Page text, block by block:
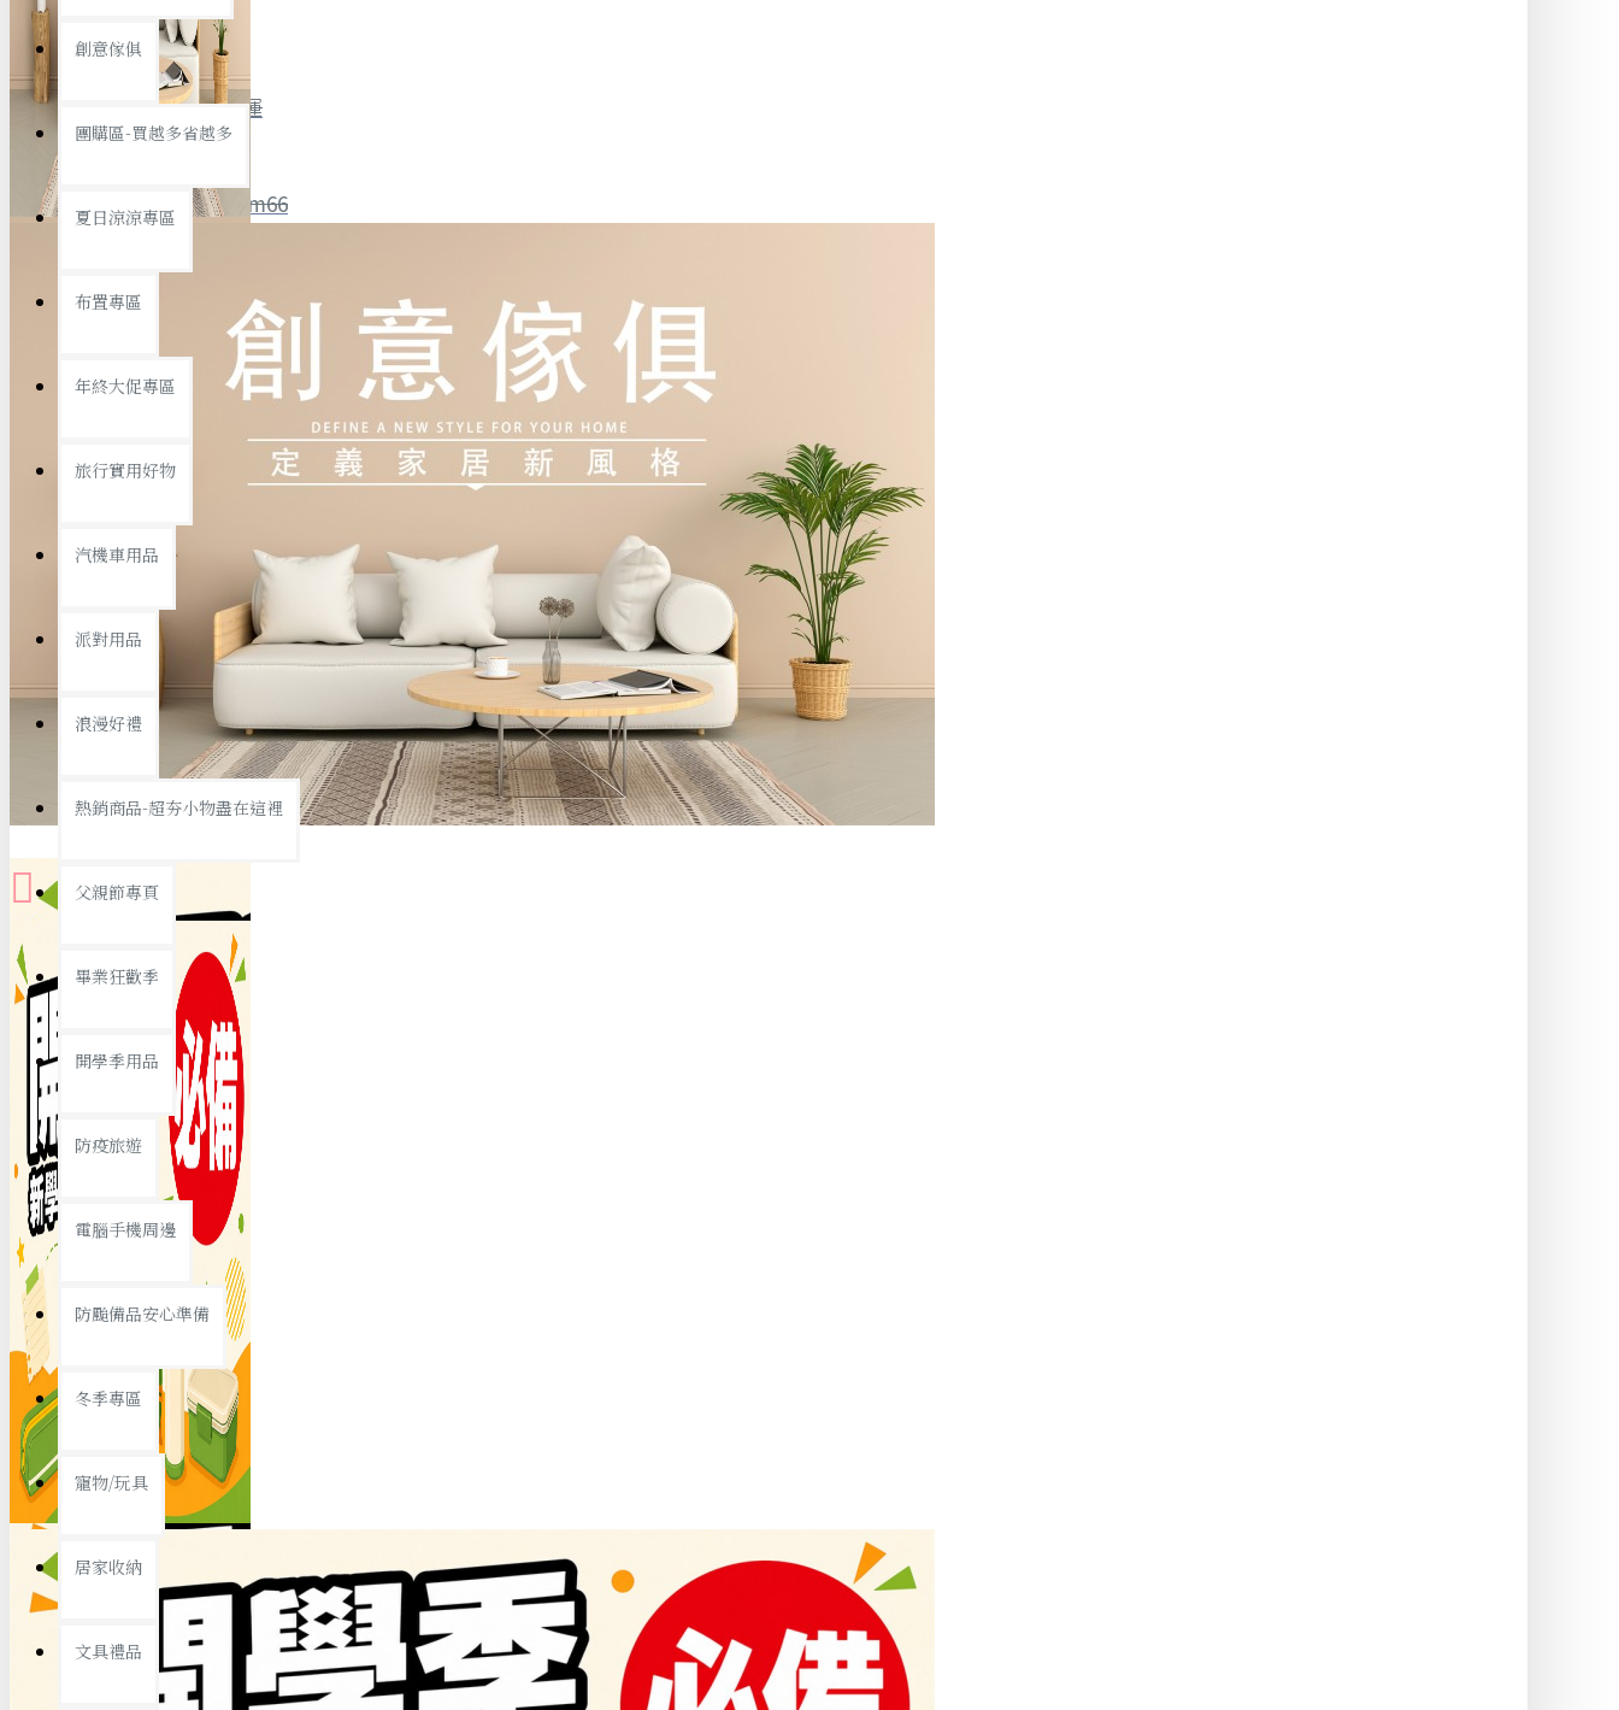
全館限時滿799免運
聯絡我們 ID : @ym66
優惠活動 最新活動
旅行收納
汽機車用品
查看更多
置物架/收納櫃
銅板精選
19元專區
39元專區
節慶熱賣
春節/新年
創意傢俱
團購區-買越多省越多
夏日涼涼專區
布置專區
年終大促專區
旅行實用好物
汽機車用品
派對用品
浪漫好禮
熱銷商品-超夯小物盡在這裡
父親節專頁
畢業狂歡季
開學季用品
防疫旅遊
電腦手機周邊
防颱備品安心準備
冬季專區
寵物/玩具
居家收納
文具禮品